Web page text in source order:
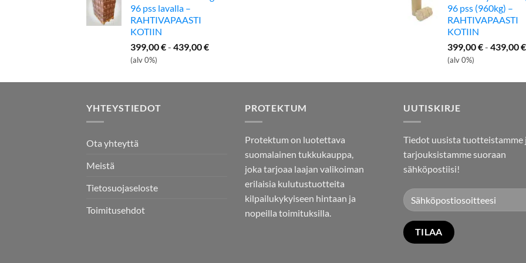
96 pss lavalla –
RAHTIVAPAASTI
KOTIIN
399,00€- 439,00€
(alv 0%)
96 pss (960kg) –
RAHTIVAPAASTI
KOTIIN
399,00€- 439,00€
(alv 0%)
YHTEYSTIEDOT
Ota yhteyttä
Meistä
Tietosuojaseloste
Toimitusehdot
PROTEKTUM
Protektum on luotettava
suomalainen tukkukauppa,
joka tarjoaa laajan valikoiman
erilaisia kulutustuotteita
kilpailukykyiseen hintaan ja
nopeilla toimituksilla.
UUTISKIRJE
Tiedot uusista tuotteistamme
tarjouksistamme suoraan
sähköpostiisi!